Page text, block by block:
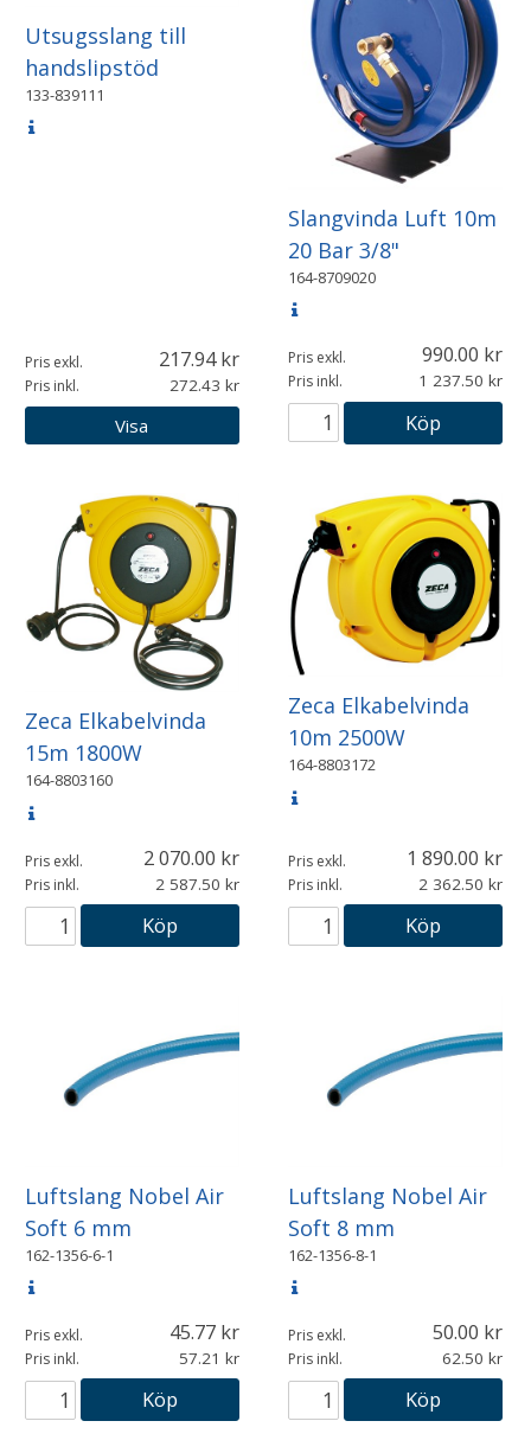
Utsugsslang till
handslipstöd
133-839111
Pris exkl. 217.94
Pris inkl. 272.43
Visa
Slangvinda Luft 10m
20 Bar 3/8"
164-8709020
Pris exkl. 990.00
Pris inkl. 1 237.50
Köp
Zeca Elkabelvinda
15m 1800W
164-8803160
Pris exkl. 2 070.00
Pris inkl. 2 587.50
Köp
Zeca Elkabelvinda
10m 2500W
164-8803172
Pris exkl. 1 890.00
Pris inkl. 2 362.50
Köp
Luftslang Nobel Air
Soft 6 mm
162-1356-6-1
Pris exkl. 45.77
Pris inkl. 57.21
Köp
Luftslang Nobel Air
Soft 8 mm
162-1356-8-1
Pris exkl. 50.00
Pris inkl. 62.50
Köp